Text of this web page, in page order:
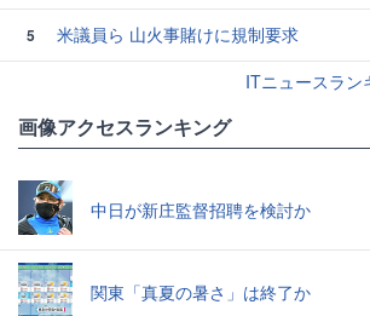
5
米議員ら 山火事賭けに規制要求
ITニュースラン
画像アクセスランキング
中日が新庄監督招聘を検討か
関東「真夏の暑さ」は終了か